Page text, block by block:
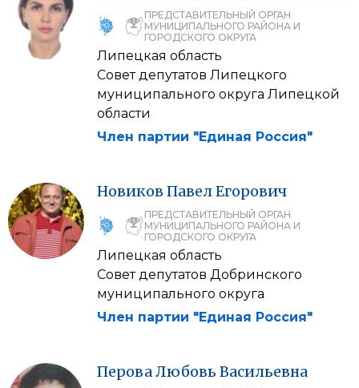
ПРЕДСТАВИТЕЛЬНЫЙ ОРГАН
МУНИЦИПАЛЬНОГО РАЙОНА И
ГОРОДСКОГО ОКРУГА
Липецкая область
Совет депутатов Липецкого
муниципального округа Липецкой
области
Член партии "Единая Россия"
Новиков ПавелЕгорович
ПРЕДСТАВИТЕЛЬНЫЙ ОРГАН
МУНИЦИПАЛЬНОГО РАЙОНА И
ГОРОДСКОГО ОКРУГА
Липецкая область
Совет депутатов Добринского
муниципального округа
Член партии "Единая Россия"
ПероваЛюбовь Васильевна